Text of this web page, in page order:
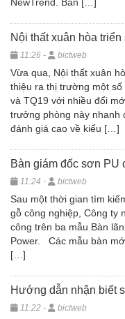
NewTrend. Bàn […]
Nội thất xuân hòa
11:26 - bictweb
Vừa qua, Nội thất xuân
thiệu ra thị trường một số
và TQ19 với nhiều đổi
trưởng phòng này nhanh
đánh giá cao về kiểu […]
Bàn giám đốc sơn PU
11:24 - bictweb
Sau một thời gian tìm
gỗ công nghiệp, Công ty
công trên ba mẫu Bàn
Power. Các mẫu bàn
[…]
Hướng dẫn nhận biết
11:22 - bictweb